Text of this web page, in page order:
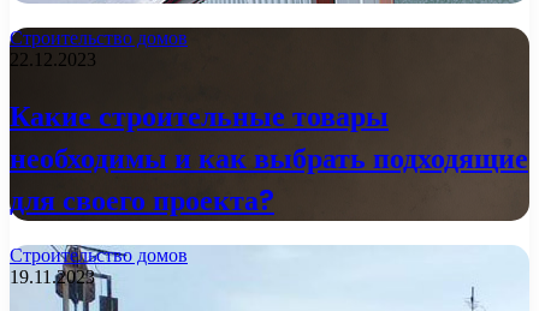
Строительство домов
22.12.2023
Какие строительные товары
необходимы и как выбрать подходящие
для своего проекта?
Строительство домов
19.11.2023